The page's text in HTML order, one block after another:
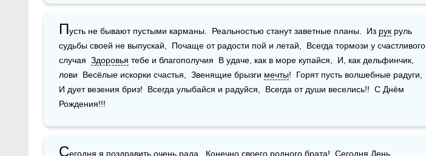
Пусть не бывают пустыми карманы.  Реальностью станут заветные планы.  Из рук руль
судьбы своей не выпускай,  Почаще от радости пой и летай,  Всегда тормози у счастливого
случая Здоровья тебе и благополучия  В удаче, как в море купайся,  И, как дельфинчик,
лови  Весёлые искорки счастья,  Звенящие брызги мечты!  Горят пусть волшебные радуги,
И дует везения бриз!  Всегда улыбайся и радуйся,  Всегда от души веселись!!  С Днём
Рождения!!!
Сегодня я поздравить очень рада,  Конечно своего родного брата!  Сегодня День